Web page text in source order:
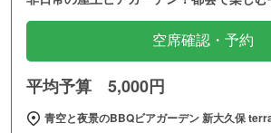
空席確認・予約
平均予算 5,000円
青空と夜景のBBQビアガーデン 新大久保